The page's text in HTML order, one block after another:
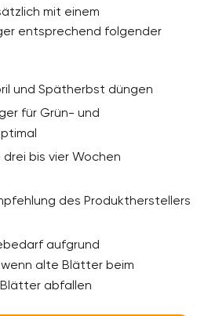
mit einem
entsprechend folgender
und Spätherbst düngen
für Grün- und
bis vier Wochen
des Produktherstellers
aufgrund
alte Blätter beim
abfallen